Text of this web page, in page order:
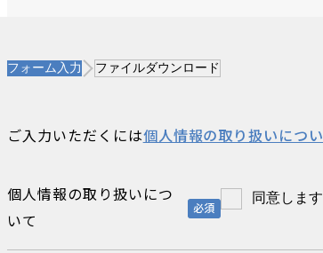
フォーム入力 ファイルダウンロード
ご入力いただくには個人情報の取り扱いにつ
個人情報の取り扱いにつ
いて
必須
同意します